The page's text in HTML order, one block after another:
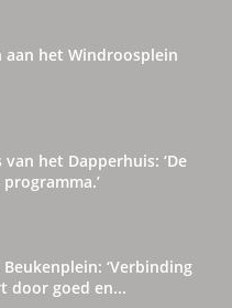
aan het Windroosplein
het Dapperhuis: ‘De
Beukenplein: ‘Verbinding
door goed en...